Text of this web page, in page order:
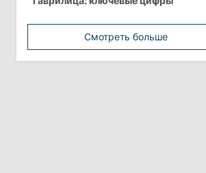
минимальной зарплатой
Политика
Анна Ревенко уходит с поста главы
Смотреть больше